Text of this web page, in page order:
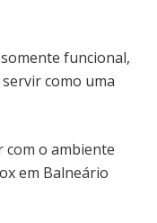
funcional,
como uma
com o ambiente
em Balneário